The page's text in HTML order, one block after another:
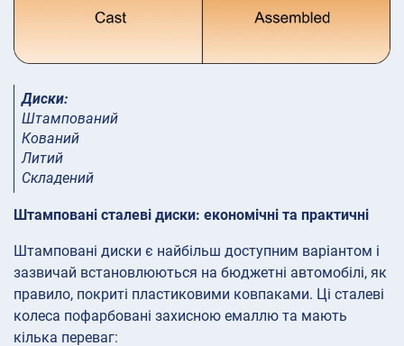
Диски:
Штампований
Кований
Литий
Складений
Штамповані сталеві диски: економічні та практичні
Штамповані диски є найбільш доступним варіантом і
зазвичай встановлюються на бюджетні автомобілі, як
правило, покриті пластиковими ковпаками. Ці сталеві
колеса пофарбовані захисною емаллю та мають
кілька переваг: